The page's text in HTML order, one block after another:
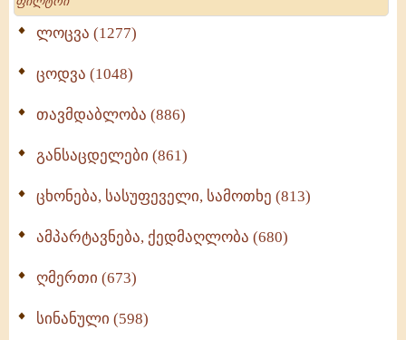
ლოცვა (1277)
ცოდვა (1048)
თავმდაბლობა (886)
განსაცდელები (861)
ცხონება, სასუფეველი, სამოთხე (813)
ამპარტავნება, ქედმაღლობა (680)
ღმერთი (673)
სინანული (598)